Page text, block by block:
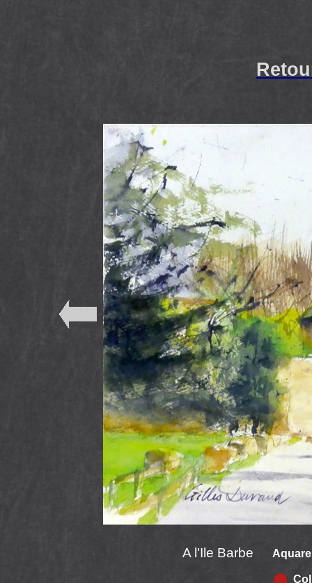
A l'Ile Barbe